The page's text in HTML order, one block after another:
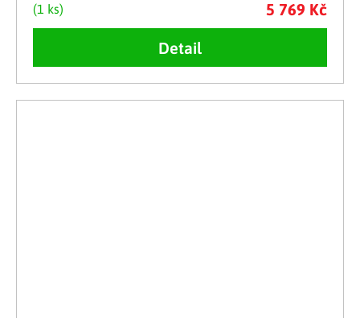
(1 ks)
5 769 Kč
Detail